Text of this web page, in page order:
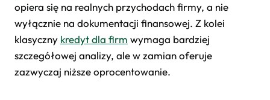
opiera się na realnych przychodach firmy, a nie
wyłącznie na dokumentacji finansowej. Z kolei
klasyczny kredyt dla firm wymaga bardziej
szczegółowej analizy, ale w zamian oferuje
zazwyczaj niższe oprocentowanie.